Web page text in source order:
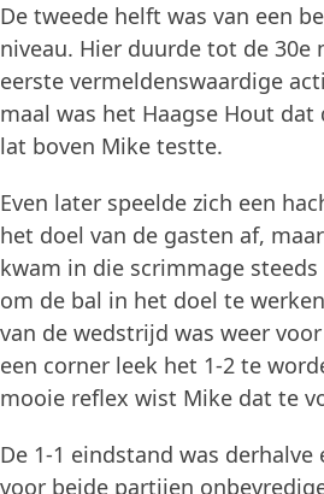
De tweede helft was van een
niveau. Hier duurde tot de
eerste vermeldenswaardige
maal was het Haagse Hout
lat boven Mike testte.
Even later speelde zich een
het doel van de gasten af,
kwam in die scrimmage
om de bal in het doel te
van de wedstrijd was weer
een corner leek het 1-2 te
mooie reflex wist Mike dat te
De 1-1 eindstand was
voor beide partijen